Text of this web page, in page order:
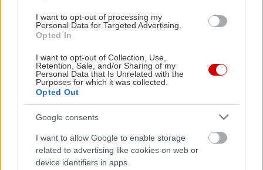
I want to opt-out of processing my
Personal Data for Targeted Advertising.
Opted In
I want to opt-out of Collection, Use,
Retention, Sale, and/or Sharing of my
Personal Data that Is Unrelated with the
Purposes for which it was collected.
Opted Out
Google consents
I want to allow Google to enable storage
related to advertising like cookies on web or
device identifiers in apps.